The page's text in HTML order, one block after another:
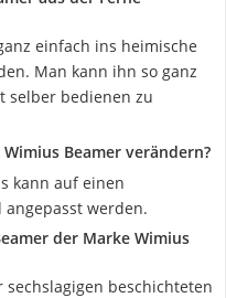
einfach ins heimische
Man kann ihn so ganz
selber bedienen zu
Beamer verändern?
kann auf einen
angepasst werden.
der Marke Wimius
sechslagigen beschichteten